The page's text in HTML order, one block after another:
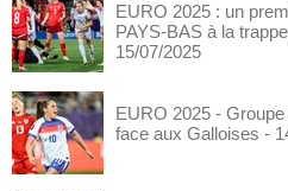
EURO 2025 : un
PAYS-BAS à la
15/07/2025
EURO 2025 -
face aux Galloises -